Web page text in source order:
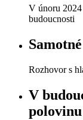
V únoru
budoucnosti
Rozhovor s
V